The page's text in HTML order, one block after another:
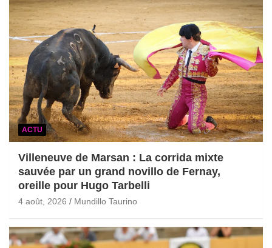
ACTU
Villeneuve de Marsan : La corrida mixte
sauvée par un grand novillo de Fernay,
oreille pour Hugo Tarbelli
4 août, 2026 Mundillo Taurino